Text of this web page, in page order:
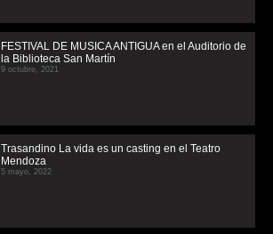
FESTIVAL DE MUSICA ANTIGUA en el Auditorio de
la Biblioteca San Martín
9 octubre, 2021
Trasandino La vida es un casting en el Teatro
Mendoza
5 mayo, 2022